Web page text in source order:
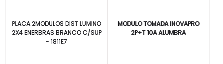
PLACA 2MODULOS DIST LUMINO
2X4 ENERBRAS BRANCO C/SUP
- 1811E7
MODULO TOMADA INOVAPRO
2P+T 10A ALUMBRA